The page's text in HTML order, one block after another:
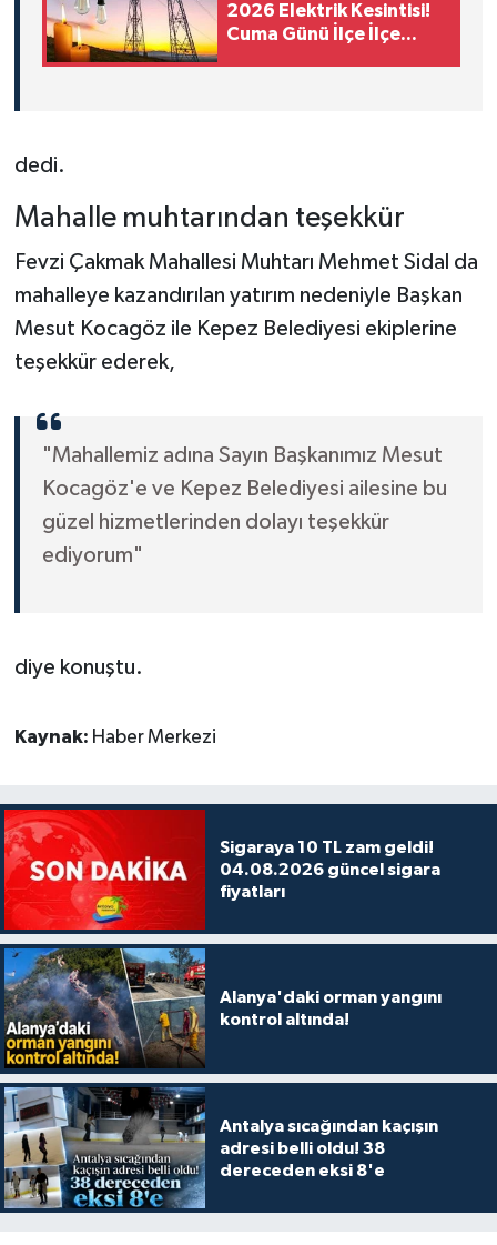
2026 Elektrik Kesintisi!
Cuma Günü İlçe İlçe
dedi.
Mahalle muhtarından teşekkür
Fevzi Çakmak Mahallesi Muhtarı Mehmet Sidal da
mahalleye kazandırılan yatırım nedeniyle Başkan
Mesut Kocagöz ile Kepez Belediyesi ekiplerine
teşekkür ederek,
"Mahallemiz adına Sayın Başkanımız Mesut
Kocagöz'e ve Kepez Belediyesi ailesine bu
güzel hizmetlerinden dolayı teşekkür
ediyorum"
diye konuştu.
Kaynak: Haber Merkezi
Sigaraya 10 TL zam geldi!
04.08.2026 güncel sigara
fiyatları
Alanya'daki orman yangını
kontrol altında!
Antalya sıcağından kaçışın
adresi belli oldu! 38
dereceden eksi 8'e